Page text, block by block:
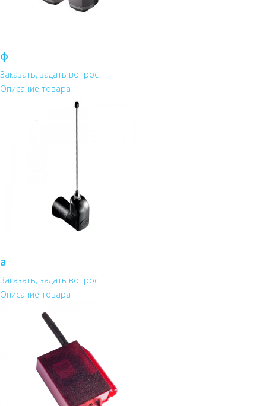
ф
Заказать, задать вопрос
Описание товара
а
Заказать, задать вопрос
Описание товара